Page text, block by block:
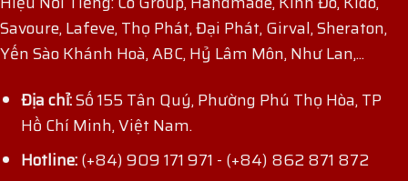
Savoure, Lafeve, Thọ Phát, Đại Phát, Girval, Sheraton,
Yến Sào Khánh Hoà, ABC, Hỷ Lâm Môn, Như Lan,...
Địa chỉ:Số 155 Tân Quý, Phường Phú Thọ Hòa, TP
Hồ Chí Minh, Việt Nam.
Hotline:(+84) 909 171 971 - (+84) 862 871 872